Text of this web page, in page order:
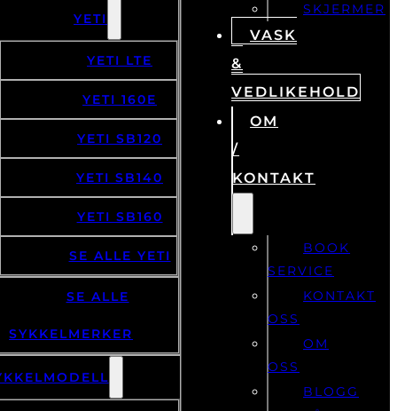
YETI
YETI LTE
YETI 160E
YETI SB120
YETI SB140
YETI SB160
SE ALLE YETI
SE ALLE
SYKKELMERKER
SKJERMER
VASK
&
VEDLIKEHOLD
OM
/
KONTAKT
BOOK
SERVICE
KONTAKT
OSS
OM
OSS
BLOGG